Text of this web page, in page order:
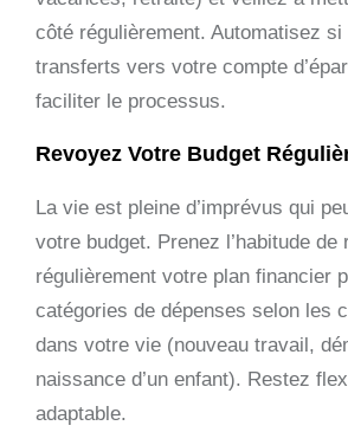
côté régulièrement. Automatisez
transferts vers votre compte
faciliter le processus.
Revoyez Votre Budget
La vie est pleine d’imprévus qui
votre budget. Prenez l’habitude de
régulièrement votre plan financier
catégories de dépenses selon les
dans votre vie (nouveau travail,
naissance d’un enfant). Restez
adaptable.